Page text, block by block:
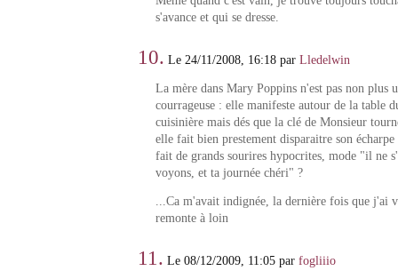
s'avance et qui se dresse.
10. Le 24/11/2008, 16:18 parLledelwin
La mère dans Mary Poppins n'est pas non plus
courrageuse : elle manifeste autour de la table
cuisinière mais dés que la clé de Monsieur
elle fait bien prestement disparaitre son
fait de grands sourires hypocrites, mode "il ne
voyons, et ta journée chéri" ?
...Ca m'avait indignée, la dernière fois que j'ai
remonte à loin
11. Le 08/12/2009, 11:05 parfogliiio